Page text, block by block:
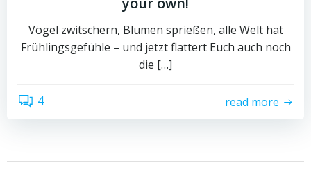
Vögel zwitschern, Blumen sprießen, alle Welt hat
Frühlingsgefühle – und jetzt flattert Euch auch noch
die […]
4 read more